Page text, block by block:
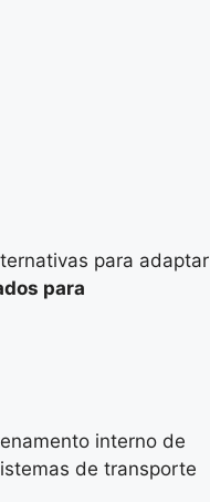
para adaptar
para
interno de
de transporte